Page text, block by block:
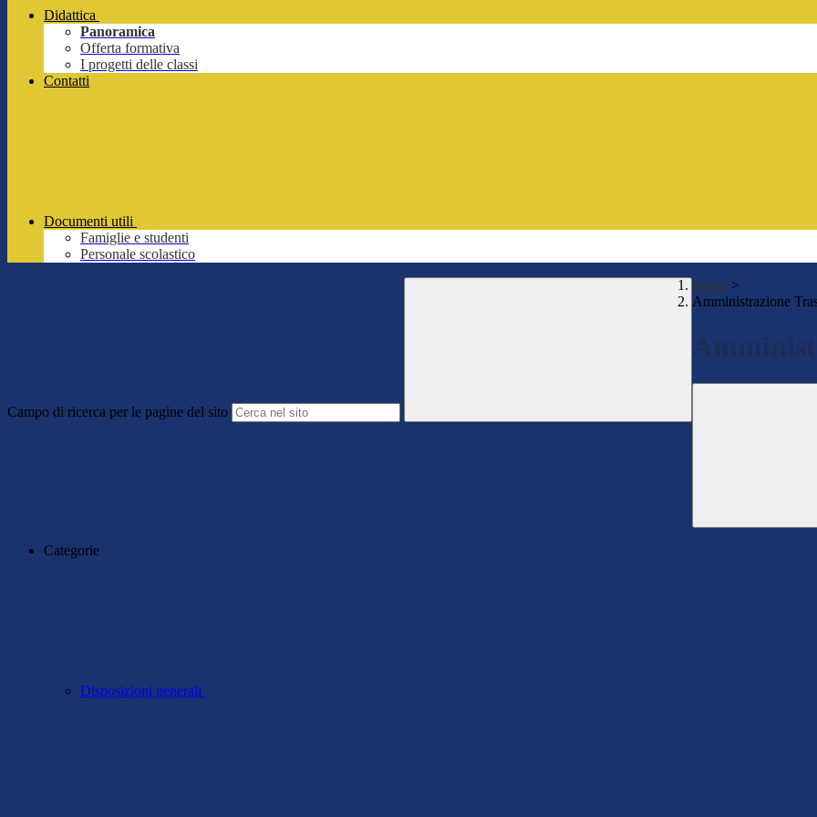
Didattica
Panoramica
Offerta formativa
I progetti delle classi
Contatti
Documenti utili
Famiglie e studenti
Personale scolastico
Campo di ricerca per le pagine del sito
Home >
Amministrazione
Categorie
Disposizioni generali